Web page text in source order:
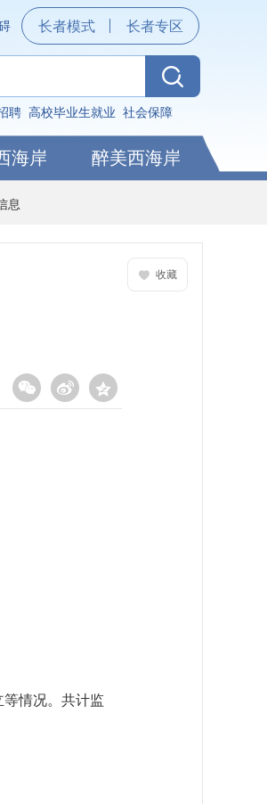
长者模式 长者专区
聘 高校毕业生就业 社会保障
海岸 醉美西海岸
息
收藏
情况。共计监